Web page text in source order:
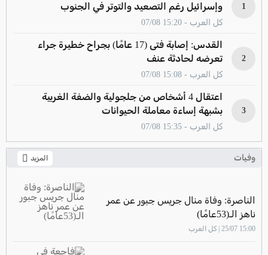
1
وإسرائيل رغم التصعيد والتوتر في الجنوب
كل العرب - 15:20 07/08
2
القدس: إصابة فتى (17 عامًا) بجراح خطيرة جراء
تعرضه لحادثة عنف
كل العرب - 15:08 07/08
3
اعتقال 4 أشخاص من جلجولية والضفة الغربية
بشبهة إساءة معاملة الحيوانات
كل العرب - 15:35 07/08
وفيات المزيد
الناصرة: وفاة منال جريس جبور عن عمر
ناهز الـ(53عامًا)
15:00 25/07 | كل العرب